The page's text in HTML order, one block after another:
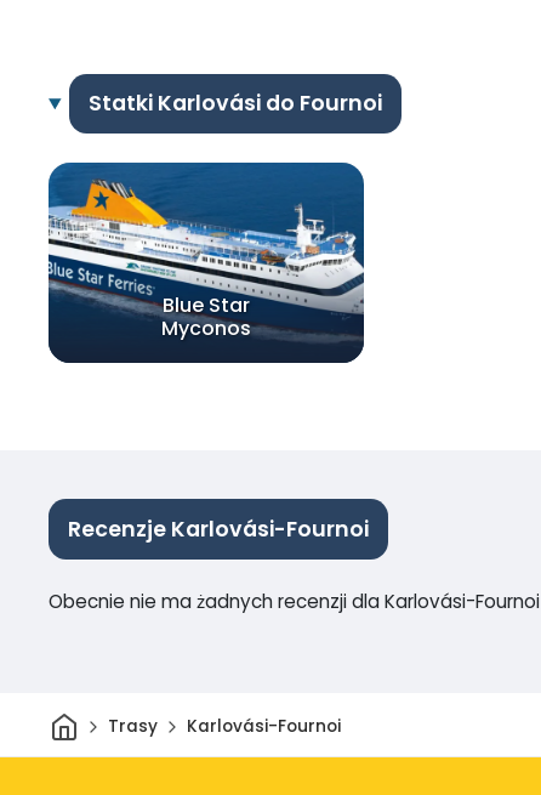
Statki Karlovási do Fournoi
Blue Star
Myconos
Recenzje Karlovási-Fournoi
Obecnie nie ma żadnych recenzji dla Karlovási-Fournoi
DomTrasy Karlovási-Fournoi